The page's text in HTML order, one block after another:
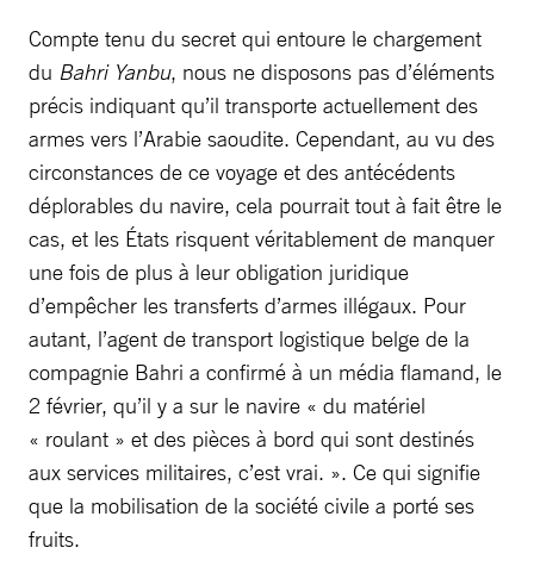
Compte tenu du secret qui entoure le chargement
du Bahri Yanbu, nous ne disposons pas d’éléments
précis indiquant qu’il transporte actuellement des
armes vers l’Arabie saoudite. Cependant, au vu des
circonstances de ce voyage et des antécédents
déplorables du navire, cela pourrait tout à fait être le
cas, et les États risquent véritablement de manquer
une fois de plus à leur obligation juridique
d’empêcher les transferts d’armes illégaux. Pour
autant, l’agent de transport logistique belge de la
compagnie Bahri a confirmé à un média flamand, le
2 février, qu’il y a sur le navire « du matériel
« roulant » et des pièces à bord qui sont destinés
aux services militaires, c’est vrai. ». Ce qui signifie
que la mobilisation de la société civile a porté ses
fruits.